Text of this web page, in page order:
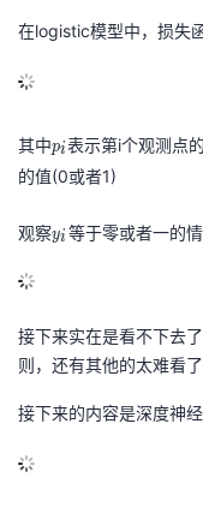
{
x
}
在logistic模型中，损失
其中
_
pi表示第i个观测点
的值(0或者1)
观察yi 等于零或者一的
接下来实在是看不下去
则，还有其他的太难看
接下来的内容是深度神经